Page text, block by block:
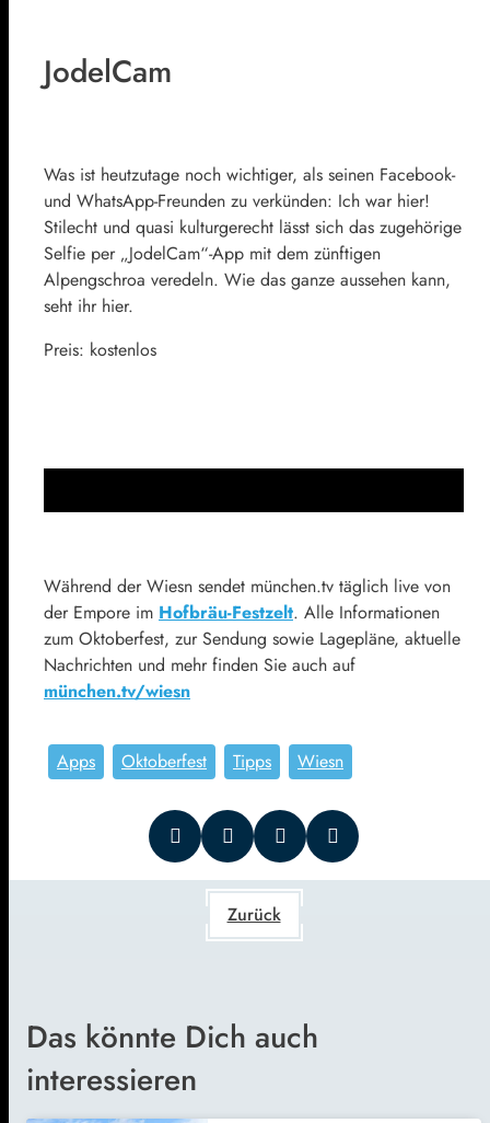
JodelCam
Was ist heutzutage noch wichtiger, als seinen Facebook-
und WhatsApp-Freunden zu verkünden: Ich war hier!
Stilecht und quasi kulturgerecht lässt sich das zugehörige
Selfie per „JodelCam“-App mit dem zünftigen
Alpengschroa veredeln. Wie das ganze aussehen kann,
seht ihr hier.
Preis: kostenlos
Während der Wiesn sendet münchen.tv täglich live von
der Empore im Hofbräu-Festzelt. Alle Informationen
zum Oktoberfest, zur Sendung sowie Lagepläne, aktuelle
Nachrichten und mehr finden Sie auch auf
münchen.tv/wiesn
Apps Oktoberfest Tipps Wiesn
Zurück
Das könnte Dich auch
interessieren